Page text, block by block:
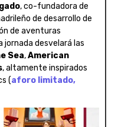
, co-fundadora de
de desarrollo de
de aventuras
jornada desvelará las
Sea,American
, altamente inspirados
(aforo limitado,